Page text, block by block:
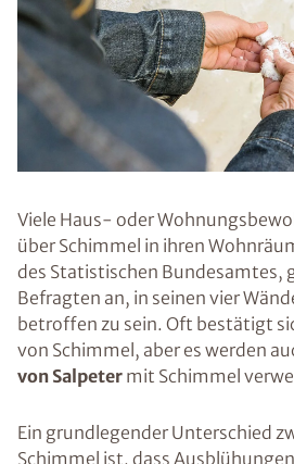
Viele Haus- oder
über Schimmel in ihren
des Statistischen Bundesamtes,
Befragten an, in seinen vier
betroffen zu sein. Oft bestätigt
von Schimmel, aber es werden
von Salpeter mit Schimmel
Ein grundlegender Unterschied
Schimmel ist, dass